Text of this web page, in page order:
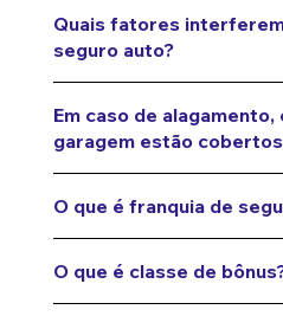
Quais fatores
seguro auto?
Em caso de alagamento,
garagem estão
O que é franquia de
O que é classe de